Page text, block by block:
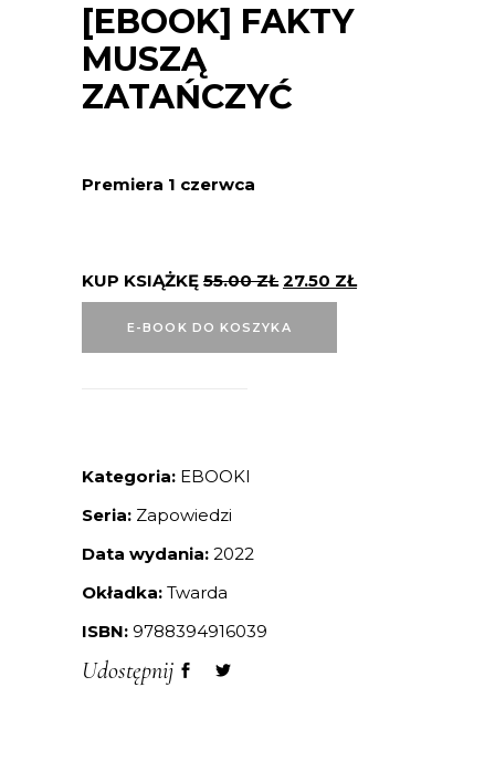
[EBOOK] FAKTY
MUSZĄ
ZATAŃCZYĆ
Premiera 1 czerwca
KUP KSIĄŻKĘ 55.00ZŁ 27.50 ZŁ
E-BOOK DO KOSZYKA
Kategoria: EBOOKI
Seria: Zapowiedzi
Data wydania: 2022
Okładka: Twarda
ISBN: 9788394916039
Udostępnij